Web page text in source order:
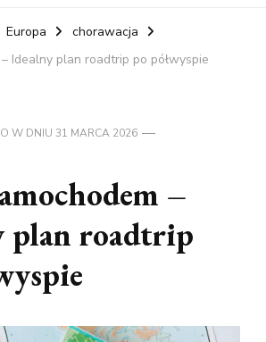
Europa
chorawacja
Idealny plan roadtrip po półwyspie
W DNIU 31 MARCA 2026
–
plan roadtrip